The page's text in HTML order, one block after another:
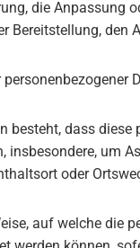
die Anpassung
Bereitstellung, den
dass diese
insbesondere, um
oder
auf welche die